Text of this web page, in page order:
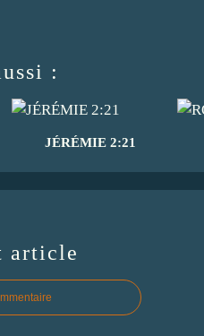
:
JÉRÉMIE 2:21
article